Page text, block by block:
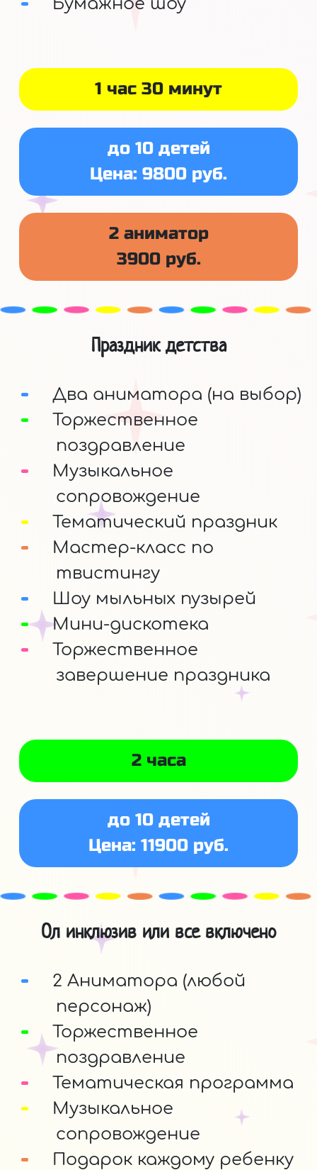
1 час 30 минут
до 10 детей
Цена: 9800 руб.
2 аниматор
3900 руб.
Праздник детства
Два аниматора (на выбор)
Торжественное
поздравление
Музыкальное
сопровождение
Тематический праздник
Мастер-класс по
твистингу
Шоу мыльных пузырей
Мини-дискотека
Торжественное
завершение праздника
2 часа
до 10 детей
Цена: 11900 руб.
Ол инклюзив или все включено
2 Аниматора (любой
персонаж)
Торжественное
поздравление
Тематическая программа
Музыкальное
сопровождение
Подарок каждому ребенку